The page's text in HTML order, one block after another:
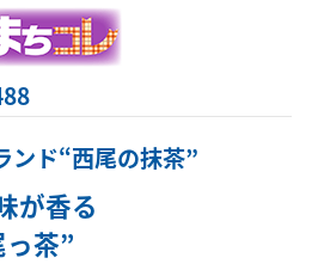
ンド“西尾の抹茶”
が香る
茶”